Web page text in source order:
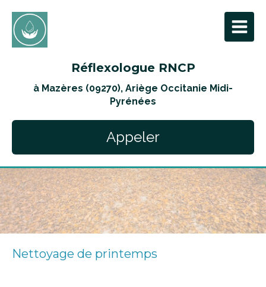
Réflexologue RNCP
à Mazères (09270), Ariège Occitanie Midi-
Pyrénées
Appeler
Nettoyage de printemps